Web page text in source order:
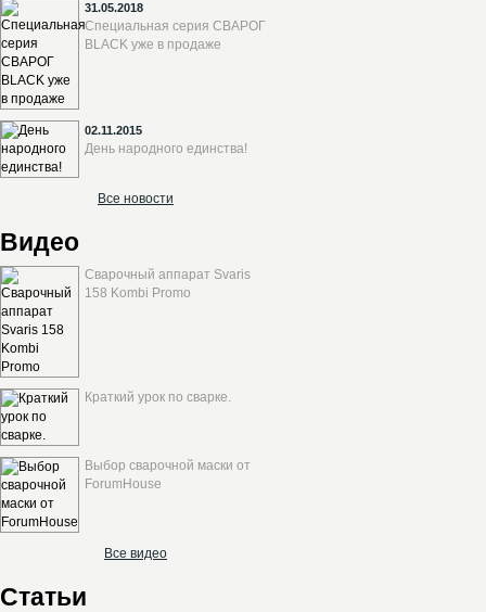
31.05.2018
Специальная серия СВАРОГ
BLACK уже в продаже
02.11.2015
День народного единства!
Все новости
Видео
Сварочный аппарат Svaris
158 Kombi Promo
Краткий урок по сварке.
Выбор сварочной маски от
ForumHouse
Все видео
Статьи